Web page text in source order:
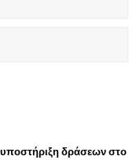
δράσεων στο